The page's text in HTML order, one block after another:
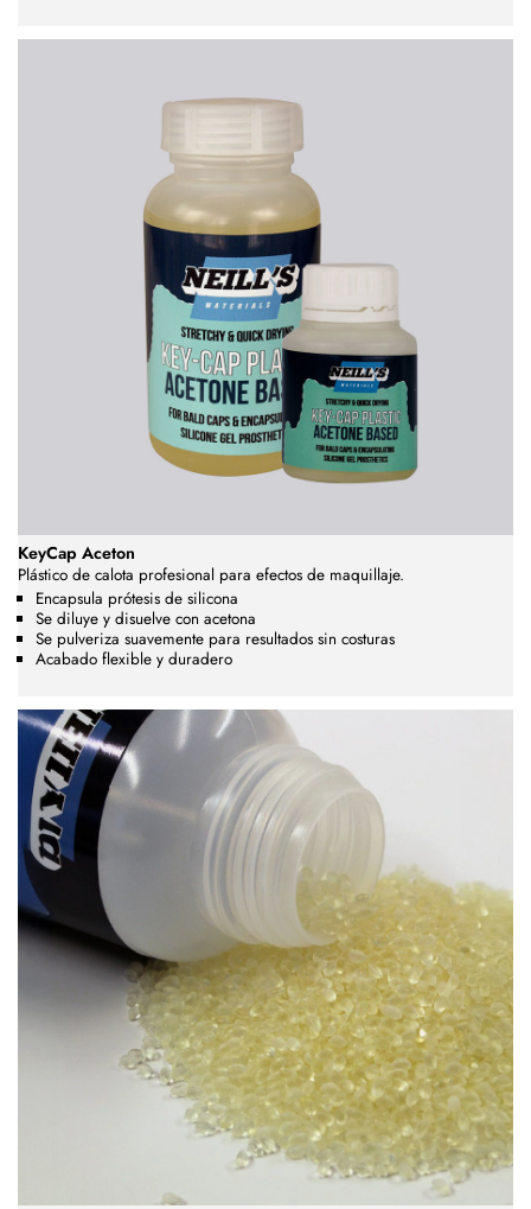
KeyCap Aceton
Plástico de calota profesional para efectos de maquillaje.
Encapsula prótesis de silicona
Se diluye y disuelve con acetona
Se pulveriza suavemente para resultados sin costuras
Acabado flexible y duradero